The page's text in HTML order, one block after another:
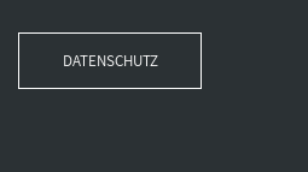
DATENSCHUTZ